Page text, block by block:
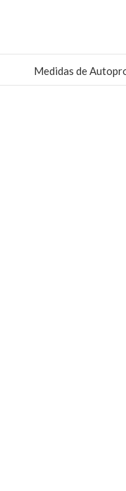
Medidas de